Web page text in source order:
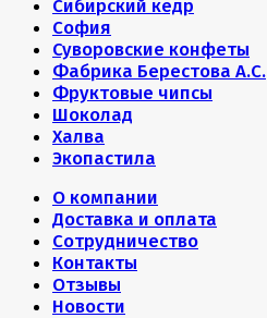
Сибирский кедр
София
Суворовские конфеты
Фабрика Берестова А.С.
Фруктовые чипсы
Шоколад
Халва
Экопастила
О компании
Доставка и оплата
Сотрудничество
Контакты
Отзывы
Новости